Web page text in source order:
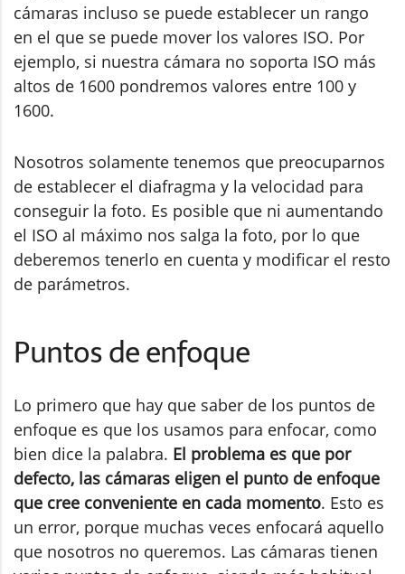
cámaras incluso se puede establecer un rango
en el que se puede mover los valores ISO. Por
ejemplo, si nuestra cámara no soporta ISO más
altos de 1600 pondremos valores entre 100 y
1600.
Nosotros solamente tenemos que preocuparnos
de establecer el diafragma y la velocidad para
conseguir la foto. Es posible que ni aumentando
el ISO al máximo nos salga la foto, por lo que
deberemos tenerlo en cuenta y modificar el resto
de parámetros.
Puntos de enfoque
Lo primero que hay que saber de los puntos de
enfoque es que los usamos para enfocar, como
bien dice la palabra. El problema es que por
defecto, las cámaras eligen el punto de enfoque
que cree conveniente en cada momento. Esto es
un error, porque muchas veces enfocará aquello
que nosotros no queremos. Las cámaras tienen